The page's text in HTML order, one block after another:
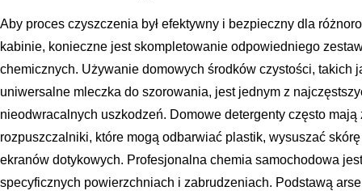
Aby proces czyszczenia był efektywny i bezpieczny dla
kabinie, konieczne jest skompletowanie odpowiedniego
chemicznych. Używanie domowych środków czystości, takich
uniwersalne mleczka do szorowania, jest jednym z
nieodwracalnych uszkodzeń. Domowe detergenty często
rozpuszczalniki, które mogą odbarwiać plastik, wysuszać
ekranów dotykowych. Profesjonalna chemia samochodowa
specyficznych powierzchniach i zabrudzeniach. Podstawą